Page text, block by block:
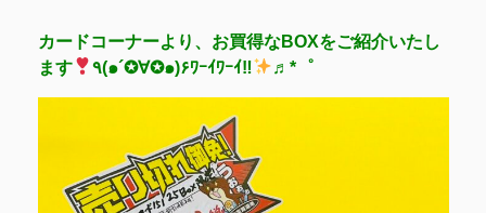
カードコーナーより、お買得なBOXをご紹介いたし
ます
٩(๑´✪∀✪๑)۶ﾜｰｲﾜｰｲ‼︎ ♬*゜